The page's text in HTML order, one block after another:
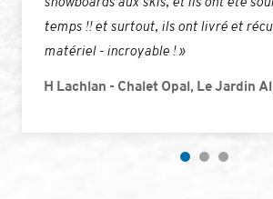
snowboards aux skis, et ils ont été
temps !! et surtout, ils ont livré et
matériel - incroyable ! »
H Lachlan - Chalet Opal, Le Jardin